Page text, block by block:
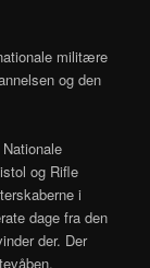
militære
og den
og Rifle
i
dage fra den
der. Der